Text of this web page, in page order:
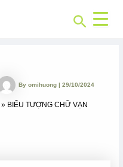
Search
Byomihuong|29/10/2024
BIỂU TƯỢNG CHỮ VẠN